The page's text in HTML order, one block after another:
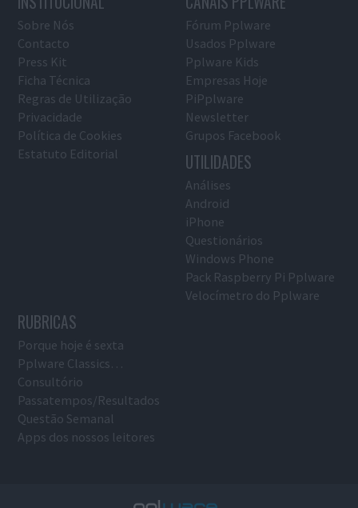
Sobre Nós
Contacto
Press Kit
Ficha Técnica
Regras de Utilização
Privacidade
Política de Cookies
Estatuto Editorial
Fórum Pplware
Usados Pplware
Pplware Kids
Empresas Hoje
PiPplware
Newsletter
Grupos Facebook
UTILIDADES
Análises
Android
iPhone
Questionários
Windows Phone
Pack Raspberry Pi Pplware
Velocímetro do Pplware
RUBRICAS
Porque hoje é sexta
Pplware Classics…
Consultório
Passatempos/Resultados
Questão Semanal
Apps dos nossos leitores